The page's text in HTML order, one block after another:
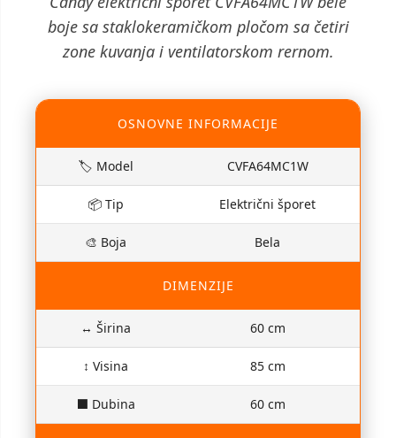
boje sa staklokeramičkom pločom sa četiri
zone kuvanja i ventilatorskom rernom.
OSNOVNE INFORMACIJE
🏷 Model CVFA64MC1W
📦 Tip Električni šporet
🎨 Boja Bela
DIMENZIJE
↔ Širina 60 cm
↕ Visina 85 cm
⬛ Dubina 60 cm